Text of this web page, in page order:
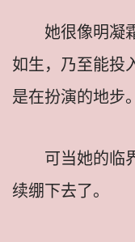
她很像明凝
如生，乃至能投
是在扮演的地步。
可当她的临
续绷下去了。